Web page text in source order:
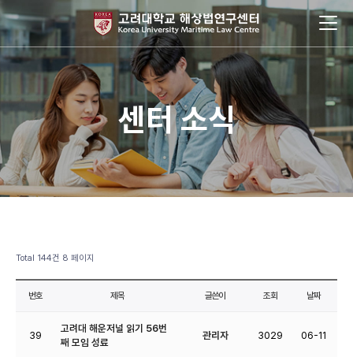
센터 소식
Total 144건 8 페이지
번호 제목 글쓴이 조회 날짜
39
고려대 해운저널 읽기 56번
째 모임 성료
관리자 3029 06-11